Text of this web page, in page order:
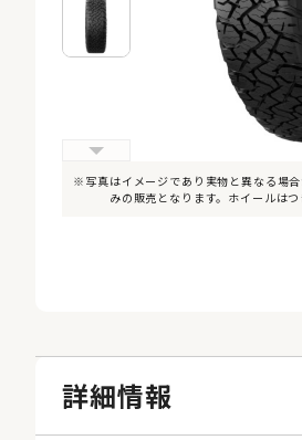
※写真はイメージであり実物と異なる場
みの販売となります。ホイールは
詳細情報